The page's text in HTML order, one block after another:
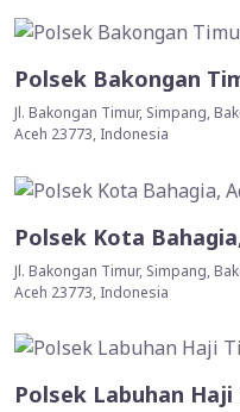
Polsek Bakongan
Jl. Bakongan Timur, Simpang,
Aceh 23773, Indonesia
Polsek Kota
Jl. Bakongan Timur, Simpang,
Aceh 23773, Indonesia
Polsek Labuhan Haji